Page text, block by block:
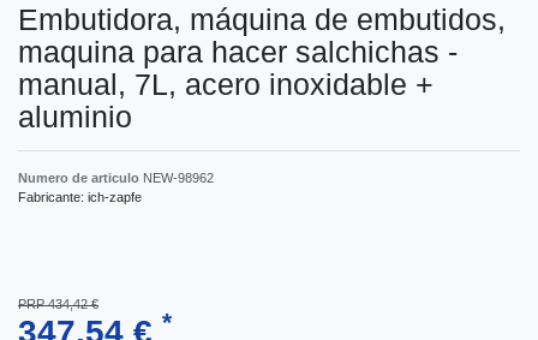
Embutidora, máquina de embutidos,
maquina para hacer salchichas -
manual, 7L, acero inoxidable +
aluminio
Numero de articulo NEW-98962
Fabricante: ich-zapfe
PRP 434,42 €
347,54 € *